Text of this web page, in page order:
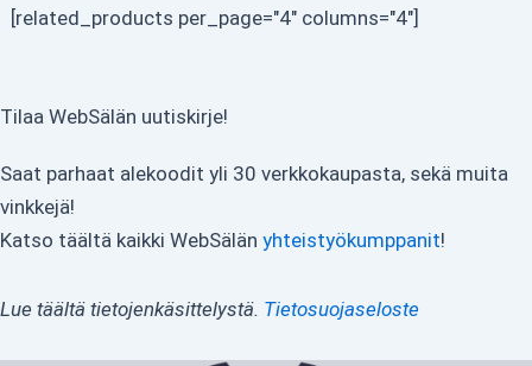
[related_products per_page="4" columns="4"]
Tilaa WebSälän uutiskirje!
Saat parhaat alekoodit yli 30 verkkokaupasta, sekä muita
vinkkejä!
Katso täältä kaikki WebSälän yhteistyökumppanit!
Lue täältä tietojenkäsittelystä. Tietosuojaseloste